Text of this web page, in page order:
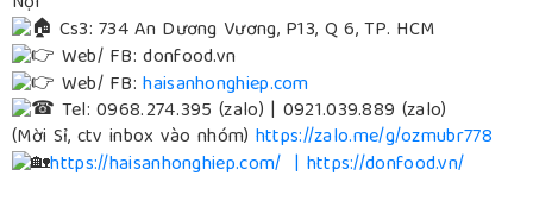
Cs3: 734 An Dương Vương, P13, Q 6, TP. HCM
Web/ FB: donfood.vn
Web/ FB:haisanhonghiep.com
Tel: 0968.274.395 (zalo) | 0921.039.889 (zalo)
(Mời Sỉ, ctv inbox vào nhóm) https://zalo.me/g/ozmubr778
https://haisanhonghiep.com/ | https://donfood.vn/